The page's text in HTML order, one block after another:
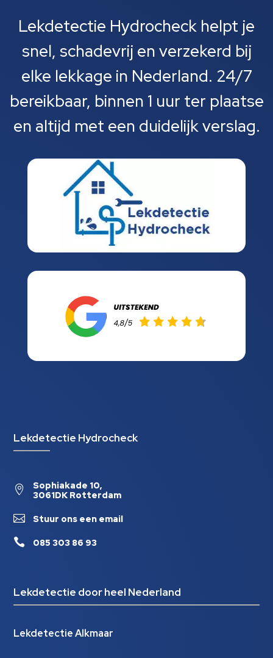
Lekdetectie Hydrocheck helpt je
snel, schadevrij en verzekerd bij
elke lekkage in Nederland. 24/7
bereikbaar, binnen 1 uur ter plaatse
en altijd met een duidelijk verslag.
Lekdetectie Hydrocheck

Sophiakade 10,
3061DK Rotterdam
 Stuur ons een email
 085 303 86 93
Lekdetectie door heel Nederland
Lekdetectie Alkmaar